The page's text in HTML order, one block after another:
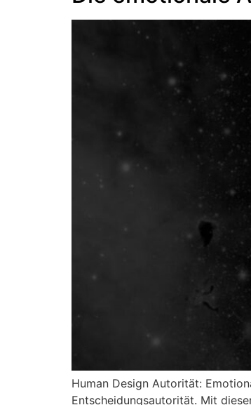
Human Design Autorität:
Entscheidungsautorität. Mit